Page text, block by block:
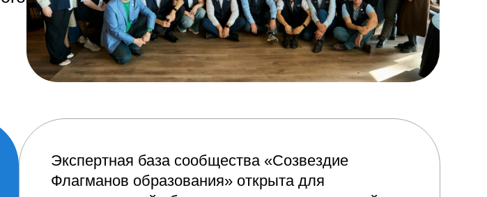
Экспертная база сообщества «Созвездие
Флагманов образования» открыта для
руководителей образовательных организаций,
муниципальных и региональных систем
образования